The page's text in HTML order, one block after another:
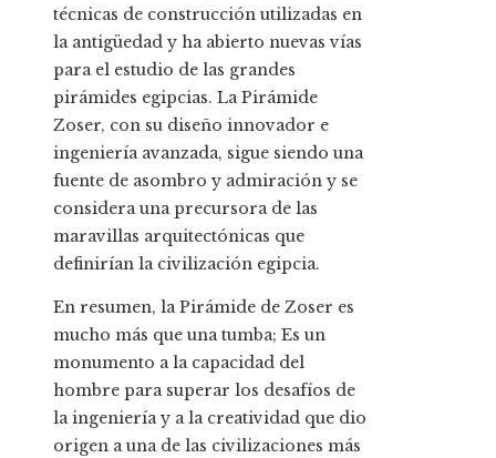
técnicas de construcción utilizadas en
la antigüedad y ha abierto nuevas vías
para el estudio de las grandes
pirámides egipcias. La Pirámide
Zoser, con su diseño innovador e
ingeniería avanzada, sigue siendo una
fuente de asombro y admiración y se
considera una precursora de las
maravillas arquitectónicas que
definirían la civilización egipcia.
En resumen, la Pirámide de Zoser es
mucho más que una tumba; Es un
monumento a la capacidad del
hombre para superar los desafíos de
la ingeniería y a la creatividad que dio
origen a una de las civilizaciones más